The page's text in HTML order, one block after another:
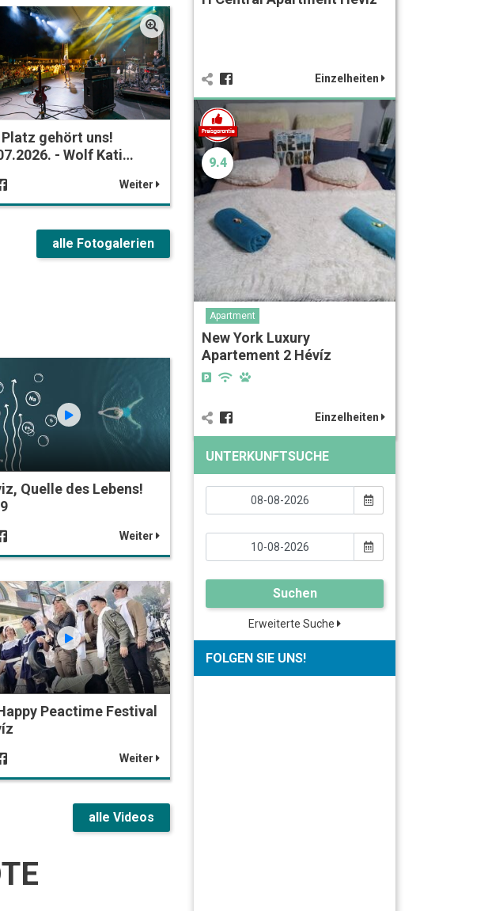
Platz gehört uns!
- Wolf Kati…
Weiter
alle Fotogalerien
Quelle des Lebens!
Weiter
Peactime Festival
Weiter
alle Videos
Einzelheiten
9.4
Apartment
New York Luxury
Apartement 2 Hévíz
Einzelheiten
UNTERKUNFTSUCHE
Suchen
Erweiterte Suche
FOLGEN SIE UNS!